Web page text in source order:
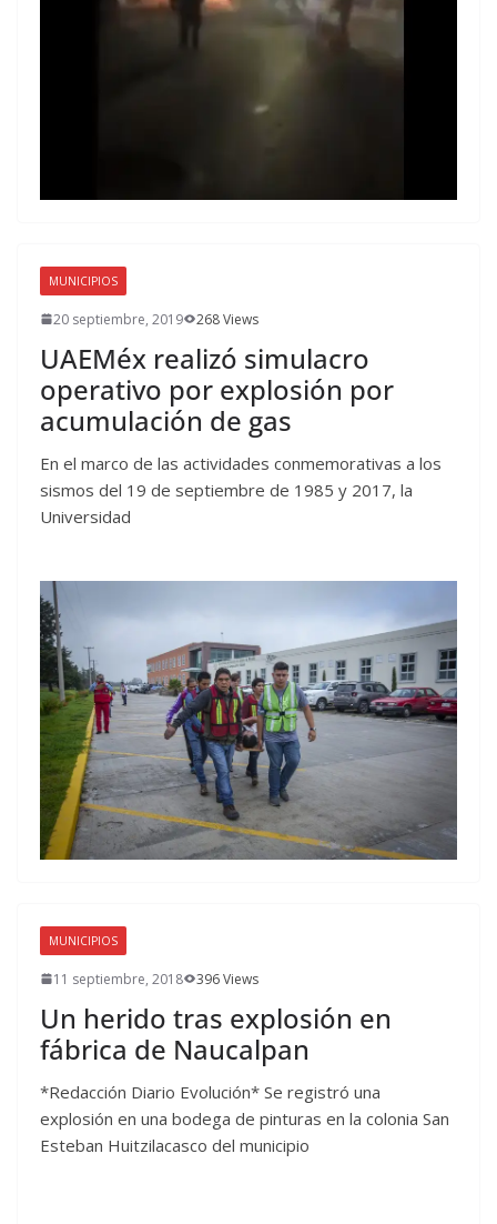
MUNICIPIOS
20 septiembre, 2019 268 Views
UAEMéx realizó simulacro
operativo por explosión por
acumulación de gas
En el marco de las actividades conmemorativas a los
sismos del 19 de septiembre de 1985 y 2017, la
Universidad
MUNICIPIOS
11 septiembre, 2018 396 Views
Un herido tras explosión en
fábrica de Naucalpan
*Redacción Diario Evolución* Se registró una
explosión en una bodega de pinturas en la colonia San
Esteban Huitzilacasco del municipio